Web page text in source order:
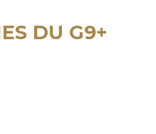
DU G9+